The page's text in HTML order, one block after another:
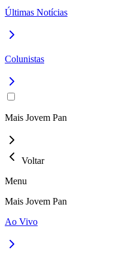
Últimas Notícias
Colunistas
Mais Jovem Pan
Voltar
Menu
Mais Jovem Pan
Ao Vivo